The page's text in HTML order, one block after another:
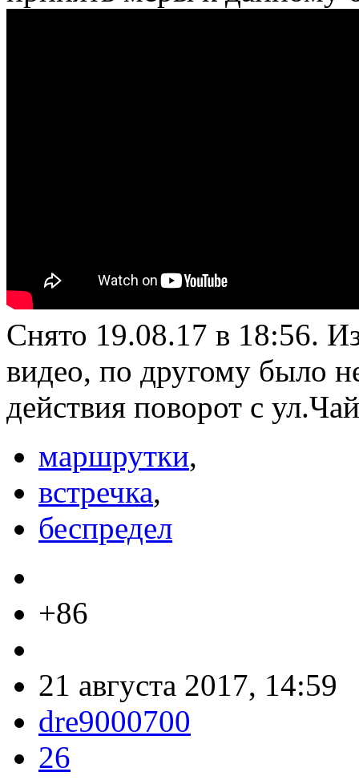
Снято 19.08.17 в 18:56.
видео, по другому было
действия поворот с
маршрутки,
встречка,
беспредел
+86
21 августа 2017, 14:59
dre9000700
26